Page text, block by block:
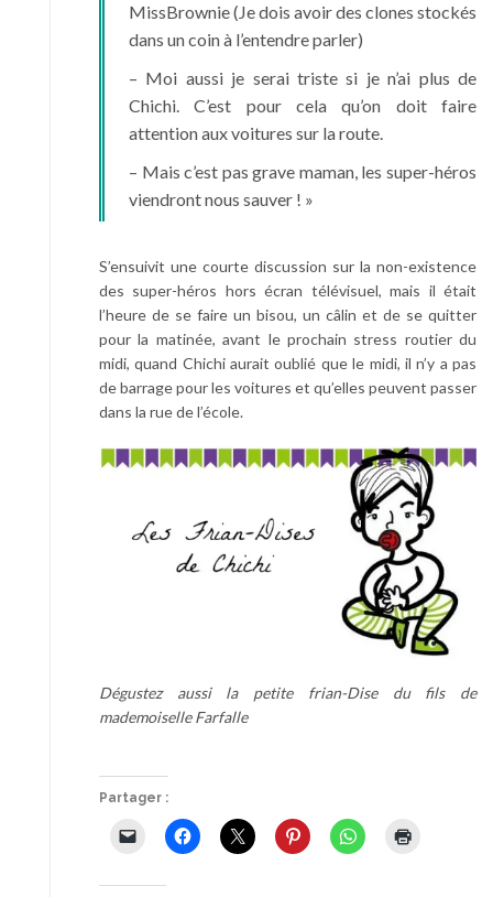
MissBrownie (Je dois avoir des clones stockés
dans un coin à l’entendre parler)
– Moi aussi je serai triste si je n’ai plus de
Chichi. C’est pour cela qu’on doit faire
attention aux voitures sur la route.
– Mais c’est pas grave maman, les super-héros
viendront nous sauver ! »
S’ensuivit une courte discussion sur la non-existence
des super-héros hors écran télévisuel, mais il était
l’heure de se faire un bisou, un câlin et de se quitter
pour la matinée, avant le prochain stress routier du
midi, quand Chichi aurait oublié que le midi, il n’y a pas
de barrage pour les voitures et qu’elles peuvent passer
dans la rue de l’école.
Dégustez aussi la petite frian-Dise du fils de
mademoiselle Farfalle
Partager :